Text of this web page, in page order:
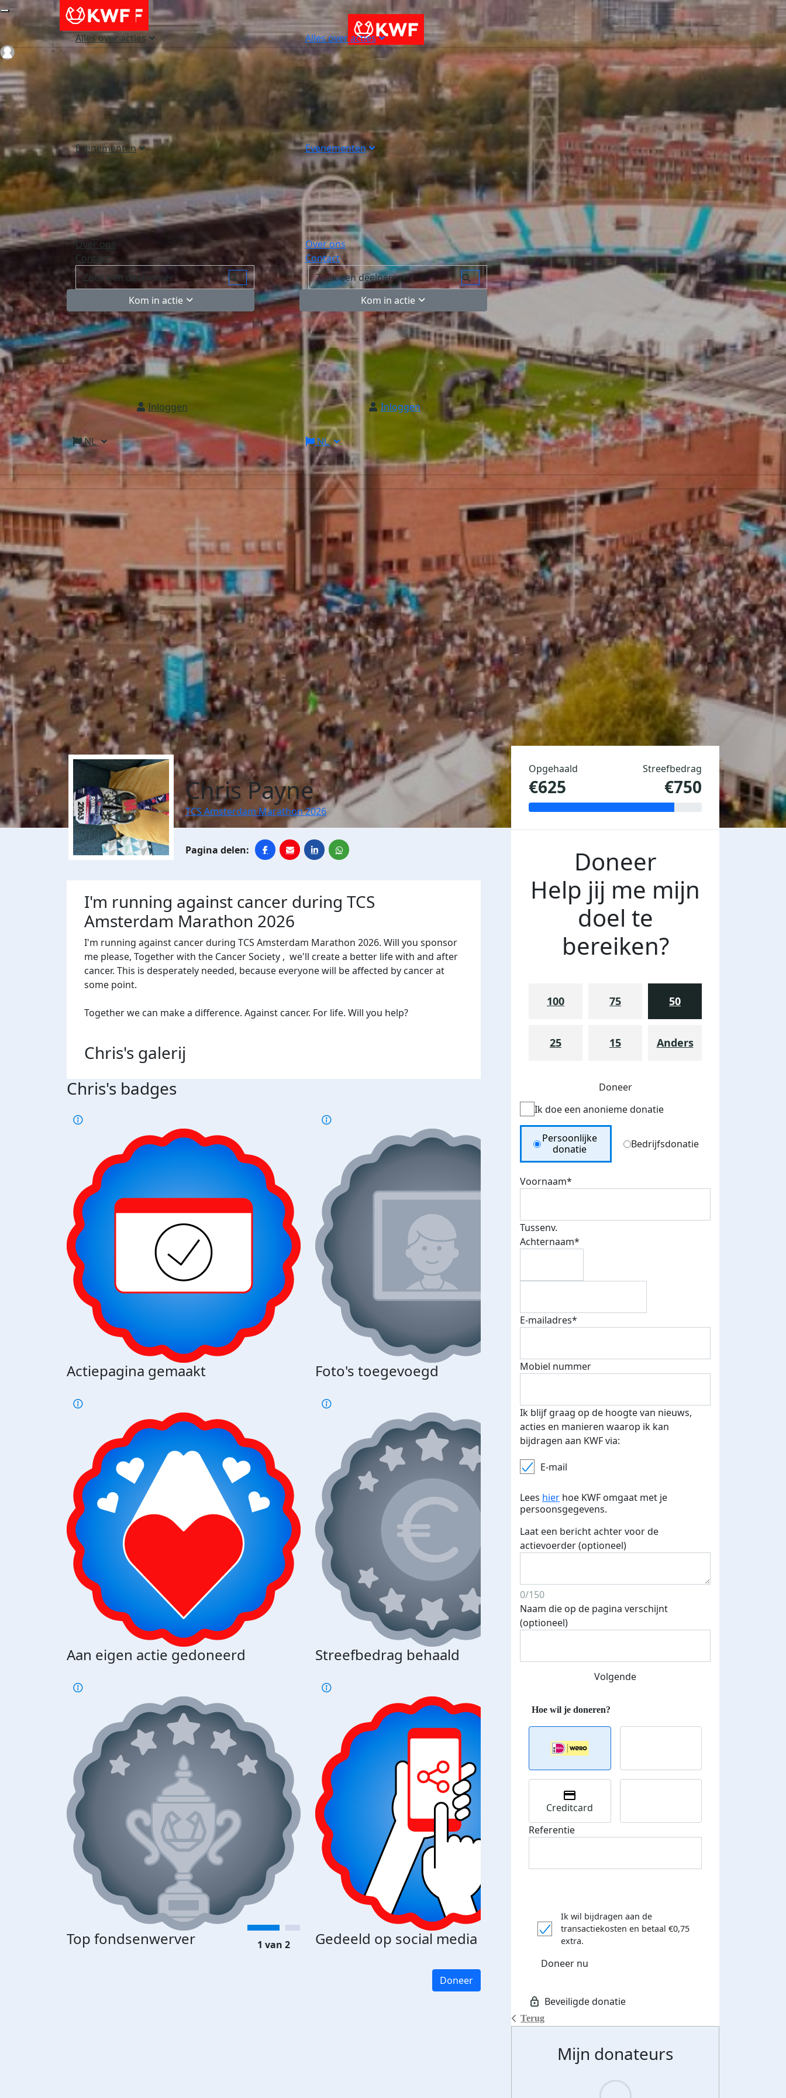
Alles over acties
Evenementen
Over ons
Contact
Kom in actie
Inloggen
NL
Alles over acties
Evenementen
Over ons
Contact
Kom in actie
Inloggen
NL
Login
Chris Payne
TCS Amsterdam Marathon 2026
I'm running against cancer during TCS
Amsterdam Marathon 2026
I'm running against cancer during TCS Amsterdam Marathon 2026. Will you sponsor
me please, Together with the Cancer Society , we'll create a better life with and after
cancer. This is desperately needed, because everyone will be affected by cancer at
some point.
Together we can make a difference. Against cancer. For life. Will you help?
Chris's galerij
Chris's badges
Actiepagina gemaakt Foto's toegevoegd E-mails verstuurd
Aan eigen actie gedoneerd Streefbedrag behaald
Top fondsenwerver Gedeeld op social media Donateurs bedankt
€500 euro opgehaald: t-shirt
1 van 2
Doneer
Opgehaald
€625
Streefbedrag
€750
Doneer
Help jij me mijn
doel te
bereiken?
100 75 50
25 15 Anders
Doneer
Ik doe een anonieme donatie
Donation Type
Persoonlijke
donatie
Bedrijfsdonatie
Voornaam*
Tussenv.
Achternaam*
E-mailadres*
Mobiel nummer
Ik blijf graag op de hoogte van nieuws,
acties en manieren waarop ik kan
bijdragen aan KWF via:
E-mail
Lees hier hoe KWF omgaat met je
persoonsgegevens.
Laat een bericht achter voor de
actievoerder (optioneel)
0/150
Naam die op de pagina verschijnt
(optioneel)
Volgende
Terug
Creditcard
Referentie
Ik wil bijdragen aan de
transactiekosten en betaal €0,75
extra.
Doneer nu
Mijn donateurs